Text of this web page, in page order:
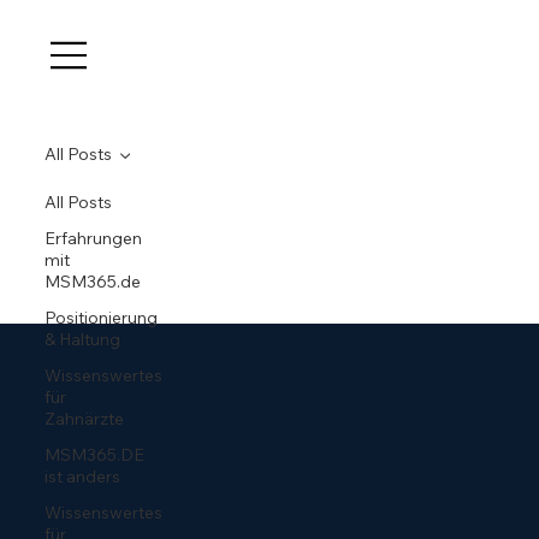
All Posts
Erfahrungen
mit
MSM365.de
Positionierung
& Haltung
Wissenswertes
für
Zahnärzte
MSM365.DE
ist anders
Wissenswertes
für
All Posts